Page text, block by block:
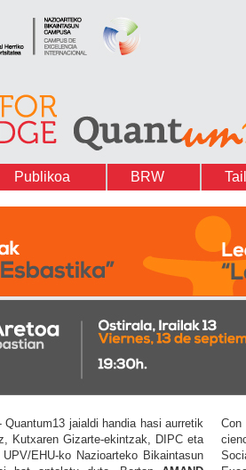
Publikoa BRW
Quantum13 jaialdi handia hasi aurretik
Kutxaren Gizarte-ekintzak, DIPC eta
EHU-ko Nazioarteko Bikaintasun